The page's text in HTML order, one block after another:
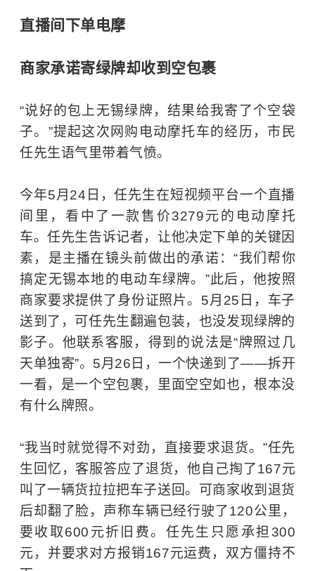
直播间下单电摩
商家承诺寄绿牌却收到空包裹
“说好的包上无锡绿牌，结果给我寄了个空袋
子。”提起这次网购电动摩托车的经历，市民
任先生语气里带着气愤。
今年5月24日，任先生在短视频平台一个直播
间里，看中了一款售价3279元的电动摩托
车。任先生告诉记者，让他决定下单的关键因
素，是主播在镜头前做出的承诺：“我们帮你
搞定无锡本地的电动车绿牌。”此后，他按照
商家要求提供了身份证照片。5月25日，车子
送到了，可任先生翻遍包装，也没发现绿牌的
影子。他联系客服，得到的说法是“牌照过几
天单独寄”。5月26日，一个快递到了——拆开
一看，是一个空包裹，里面空空如也，根本没
有什么牌照。
“我当时就觉得不对劲，直接要求退货。”任先
生回忆，客服答应了退货，他自己掏了167元
叫了一辆货拉拉把车子送回。可商家收到退货
后却翻了脸，声称车辆已经行驶了120公里，
要收取600元折旧费。任先生只愿承担300
元，并要求对方报销167元运费，双方僵持不